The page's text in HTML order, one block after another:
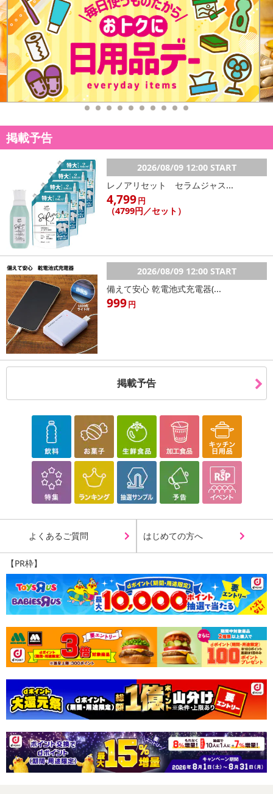
掲載予告
2026/08/09 12:00 START
レノアリセット セラムジャス...
4,799円
（4799円／セット）
2026/08/09 12:00 START
備えて安心 乾電池式充電器(...
999円
掲載予告
よくあるご質問 はじめての方へ
【PR枠】